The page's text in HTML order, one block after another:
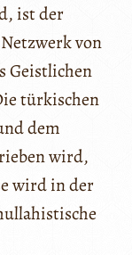
ist der
von
Geistlichen
türkischen
dem
wird,
wird in der